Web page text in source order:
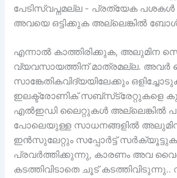
പേടിസ്വപ്നമല്ല - പ്രത്യേക പശകൾ
അവയെ ഒട്ടിക്കുക അല്ലെങ്കിൽ
എന്നാൽ കാത്തിരിക്കുക, അലുമിന
വ്യവസായത്തിന് മാത്രമല്ല. അവർ
സാങ്കേതികവിദ്യയിലേക്കും
ഇലക്ട്രോണിക് സബ്‌സ്‌ട്രേറ്റുകളെ
എൽഇഡി ലൈറ്റുകൾ അല്ലെങ്കിൽ
പോലെയുള്ള സാധനങ്ങളിൽ
ഇൻസുലേറ്റും സപ്പോർട്ട്
പ്രവർത്തിക്കുന്നു, കാരണം അവ
കടത്തിവിടാതെ ചൂട്